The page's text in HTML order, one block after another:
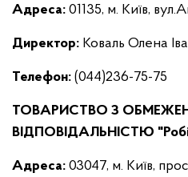
Адреса: 01135, м. Київ,
Директор: Коваль Олена
Телефон: (044)236-75-75
ТОВАРИСТВО З
ВІДПОВІДАЛЬНІСТЮ
Адреса: 03047, м. Київ,